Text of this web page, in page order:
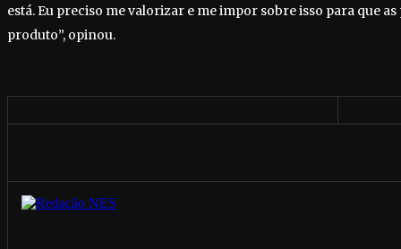
está. Eu preciso me valorizar e me impor sobre isso para que
produto”, opinou.